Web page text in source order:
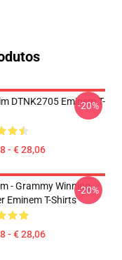
DTNK2705 Eminem T-
- € 28,06
-20%
- Grammy Winning
Eminem T-Shirts
- € 28,06
-20%